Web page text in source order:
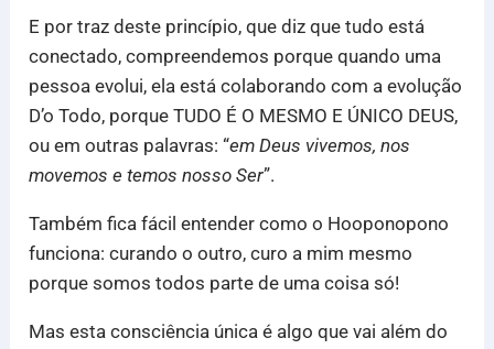
E por traz deste princípio, que diz que tudo está
conectado, compreendemos porque quando uma
pessoa evolui, ela está colaborando com a evolução
D’o Todo, porque TUDO É O MESMO E ÚNICO DEUS,
ou em outras palavras: “em Deus vivemos, nos
movemos e temos nosso Ser”.
Também fica fácil entender como o Hooponopono
funciona: curando o outro, curo a mim mesmo
porque somos todos parte de uma coisa só!
Mas esta consciência única é algo que vai além do